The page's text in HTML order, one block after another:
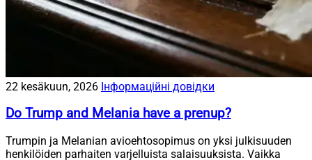
22 kesäkuun, 2026 Інформаційні довідки
Do Trump and Melania have a prenup?
Trumpin ja Melanian avioehtosopimus on yksi julkisuuden
henkilöiden parhaiten varjelluista salaisuuksista. Vaikka